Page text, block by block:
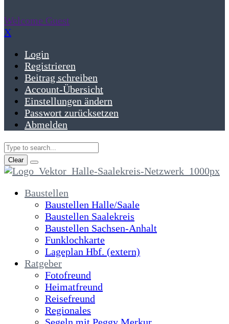
Welcome Guest
X
Login
Registrieren
Beitrag schreiben
Account-Übersicht
Einstellungen ändern
Passwort zurücksetzen
Abmelden
Clear
Baustellen
Baustellen Halle/Saale
Baustellen Saalekreis
Baustellen Sachsen-Anhalt
Funklochkarte
Lageplan Hbf. (extern)
Ratgeber
Fotofreund
Heimatfreund
Reisefreund
Regionales